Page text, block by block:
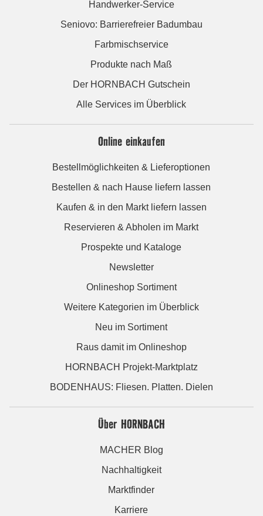
Handwerker-Service
Seniovo: Barrierefreier Badumbau
Farbmischservice
Produkte nach Maß
Der HORNBACH Gutschein
Alle Services im Überblick
Online einkaufen
Bestellmöglichkeiten & Lieferoptionen
Bestellen & nach Hause liefern lassen
Kaufen & in den Markt liefern lassen
Reservieren & Abholen im Markt
Prospekte und Kataloge
Newsletter
Onlineshop Sortiment
Weitere Kategorien im Überblick
Neu im Sortiment
Raus damit im Onlineshop
HORNBACH Projekt-Marktplatz
BODENHAUS: Fliesen. Platten. Dielen
Über HORNBACH
MACHER Blog
Nachhaltigkeit
Marktfinder
Karriere